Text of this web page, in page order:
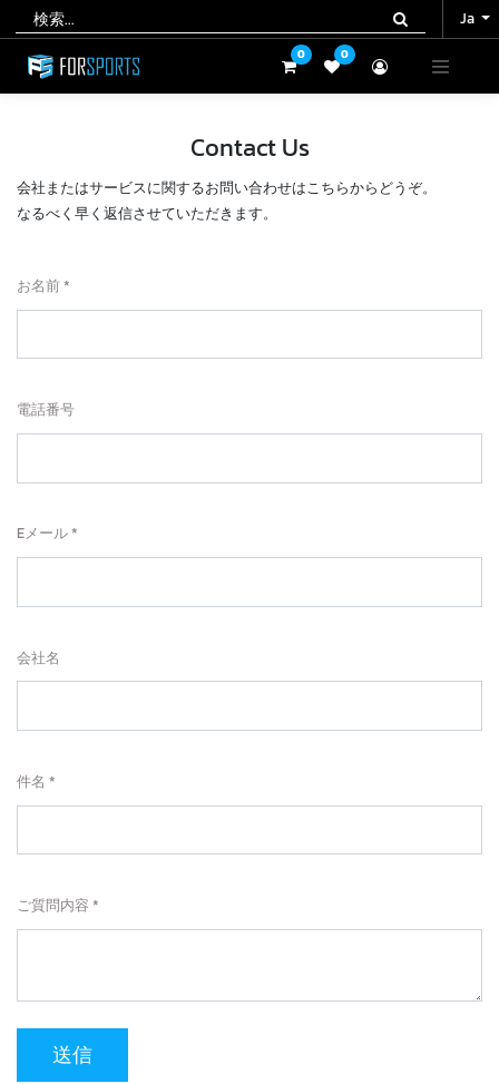
Ja
0 0
Ja
0 0
Contact Us
会社またはサービスに関するお問い合わせはこちらからどうぞ。
なるべく早く返信させていただきます。
お名前
電話番号
Eメール
会社名
件名
ご質問内容
送信